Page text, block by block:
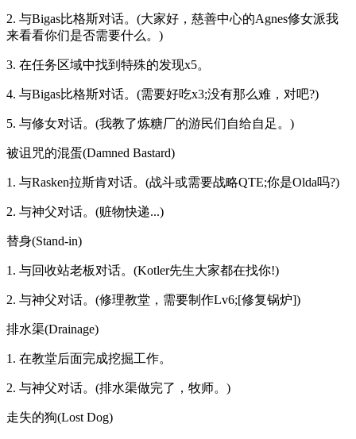
2. 与Bigas比格斯对话。(大家好，慈善中心的Agnes修女派我
来看看你们是否需要什么。)
3. 在任务区域中找到特殊的发现x5。
4. 与Bigas比格斯对话。(需要好吃x3;没有那么难，对吧?)
5. 与修女对话。(我教了炼糖厂的游民们自给自足。)
被诅咒的混蛋(Damned Bastard)
1. 与Rasken拉斯肯对话。(战斗或需要战略QTE;你是Olda吗?)
2. 与神父对话。(赃物快递...)
替身(Stand-in)
1. 与回收站老板对话。(Kotler先生大家都在找你!)
2. 与神父对话。(修理教堂，需要制作Lv6;[修复锅炉])
排水渠(Drainage)
1. 在教堂后面完成挖掘工作。
2. 与神父对话。(排水渠做完了，牧师。)
走失的狗(Lost Dog)